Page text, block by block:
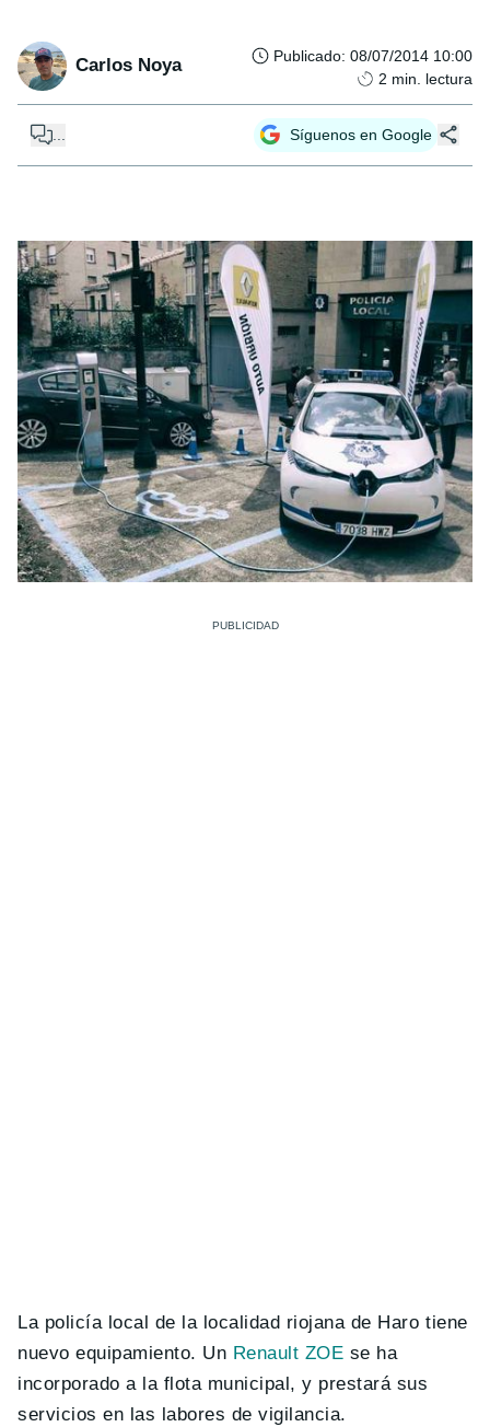
Carlos Noya Publicado: 08/07/2014 10:00
2 min. lectura
Síguenos en Google
La policía local de la localidad riojana de Haro tiene
nuevo equipamiento. Un Renault ZOE se ha
incorporado a la flota municipal, y prestará sus
servicios en las labores de vigilancia.